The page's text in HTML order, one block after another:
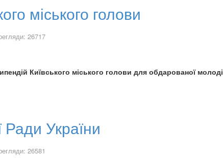
міського голови
26717
Київського міського голови для обдарованої молоді
України
26581